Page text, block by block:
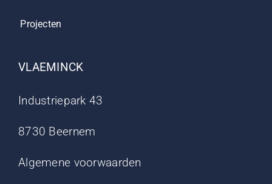
Projecten
VLAEMINCK
Industriepark 43
8730 Beernem
Algemene voorwaarden